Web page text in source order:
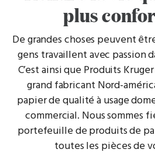
plus
De grandes choses peuvent
gens travaillent avec passion
C’est ainsi que Produits
grand fabricant Nord-
papier de qualité à usage
commercial. Nous sommes
portefeuille de produits de
toutes les pièces de